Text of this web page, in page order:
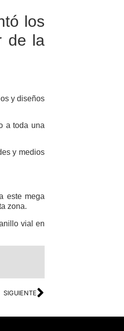
los
de la
y diseños
a toda una
y medios
este mega
zona.
vial en
SIGUIENTE